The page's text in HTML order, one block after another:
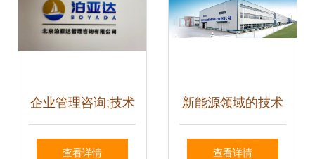
企业管理咨询;技术
开发,转让,咨询,服
查看详情
新能源领域的技术
开发与服务 构建全
查看详情